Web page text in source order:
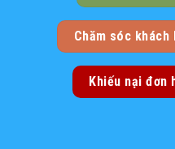
Chăm sóc khách
Khiếu nại đơn